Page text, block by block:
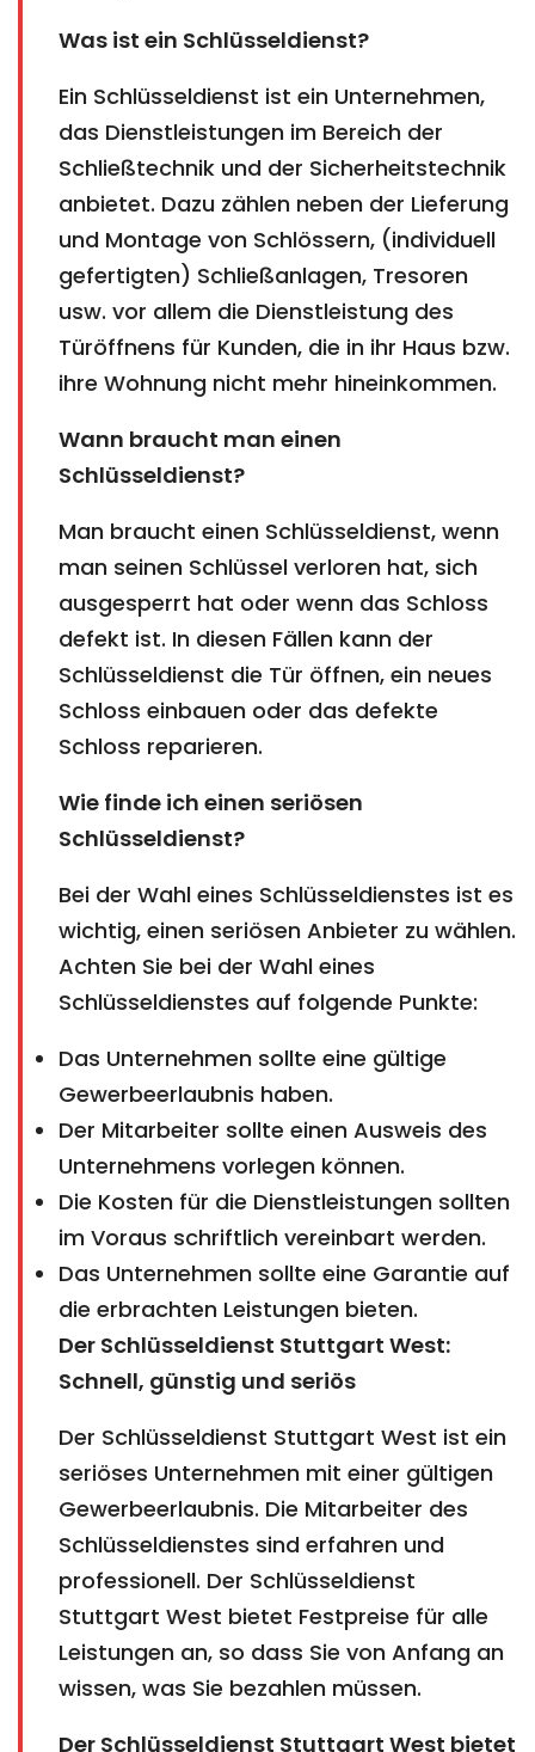
Was ist ein Schlüsseldienst?
Ein Schlüsseldienst ist ein Unternehmen,
das Dienstleistungen im Bereich der
Schließtechnik und der Sicherheitstechnik
anbietet. Dazu zählen neben der Lieferung
und Montage von Schlössern, (individuell
gefertigten) Schließanlagen, Tresoren
usw. vor allem die Dienstleistung des
Türöffnens für Kunden, die in ihr Haus bzw.
ihre Wohnung nicht mehr hineinkommen.
Wann braucht man einen
Schlüsseldienst?
Man braucht einen Schlüsseldienst, wenn
man seinen Schlüssel verloren hat, sich
ausgesperrt hat oder wenn das Schloss
defekt ist. In diesen Fällen kann der
Schlüsseldienst die Tür öffnen, ein neues
Schloss einbauen oder das defekte
Schloss reparieren.
Wie finde ich einen seriösen
Schlüsseldienst?
Bei der Wahl eines Schlüsseldienstes ist es
wichtig, einen seriösen Anbieter zu wählen.
Achten Sie bei der Wahl eines
Schlüsseldienstes auf folgende Punkte:
Das Unternehmen sollte eine gültige
Gewerbeerlaubnis haben.
Der Mitarbeiter sollte einen Ausweis des
Unternehmens vorlegen können.
Die Kosten für die Dienstleistungen sollten
im Voraus schriftlich vereinbart werden.
Das Unternehmen sollte eine Garantie auf
die erbrachten Leistungen bieten.
Der Schlüsseldienst Stuttgart West:
Schnell, günstig und seriös
Der Schlüsseldienst Stuttgart West ist ein
seriöses Unternehmen mit einer gültigen
Gewerbeerlaubnis. Die Mitarbeiter des
Schlüsseldienstes sind erfahren und
professionell. Der Schlüsseldienst
Stuttgart West bietet Festpreise für alle
Leistungen an, so dass Sie von Anfang an
wissen, was Sie bezahlen müssen.
Der Schlüsseldienst Stuttgart West bietet